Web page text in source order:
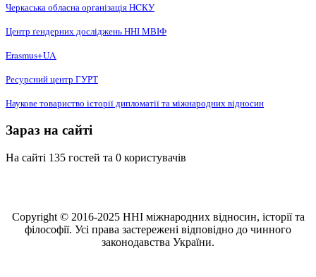
Черкаська обласна організація НCКУ
Центр ґендерних досліджень ННІ МВІФ
Erasmus+UA
Ресурсний центр ГУРТ
Наукове товариство історії дипломатії та міжнародних відносин
Зараз на сайті
На сайті 135 гостей та 0 користувачів
Copyright © 2016-2025 ННІ міжнародних відносин, історії та
філософії. Усі права застережені відповідно до чинного
законодавства України.